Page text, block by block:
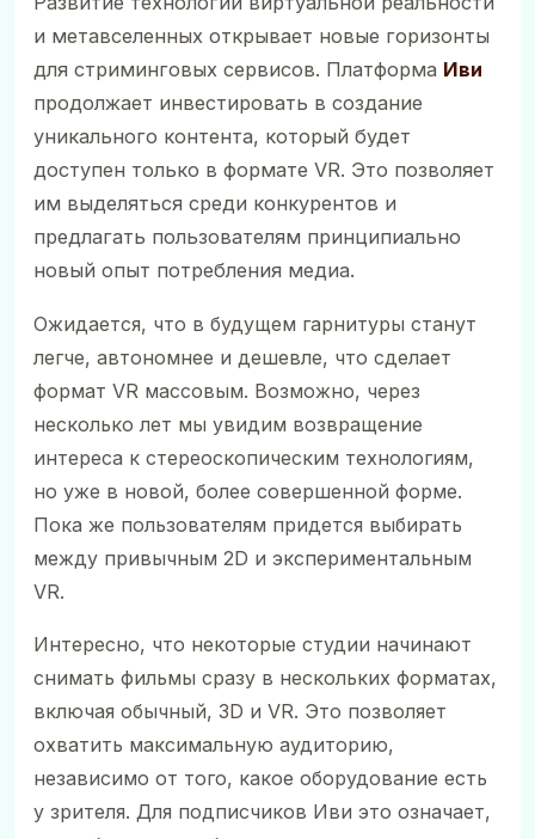
и метавселенных открывает новые горизонты
для стриминговых сервисов. Платформа Иви
продолжает инвестировать в создание
уникального контента, который будет
доступен только в формате VR. Это позволяет
им выделяться среди конкурентов и
предлагать пользователям принципиально
новый опыт потребления медиа.
Ожидается, что в будущем гарнитуры станут
легче, автономнее и дешевле, что сделает
формат VR массовым. Возможно, через
несколько лет мы увидим возвращение
интереса к стереоскопическим технологиям,
но уже в новой, более совершенной форме.
Пока же пользователям придется выбирать
между привычным 2D и экспериментальным
VR.
Интересно, что некоторые студии начинают
снимать фильмы сразу в нескольких форматах,
включая обычный, 3D и VR. Это позволяет
охватить максимальную аудиторию,
независимо от того, какое оборудование есть
у зрителя. Для подписчиков Иви это означает,